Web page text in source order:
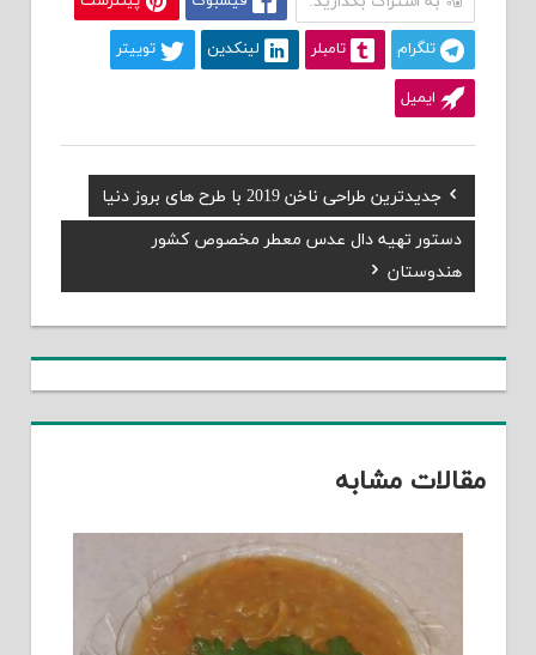
تلگرام تامبلر لینکدین توییتر
ایمیل
راهبری
نوشته
Previous
Post:
جدیدترین طراحی ناخن 2019 با طرح های بروز دنیا
Next
Post:
دستور تهیه دال عدس معطر مخصوص کشور
هندوستان
مقالات مشابه